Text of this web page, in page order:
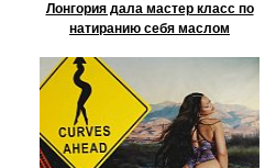
Лонгория дала мастер класс по
натиранию себя маслом